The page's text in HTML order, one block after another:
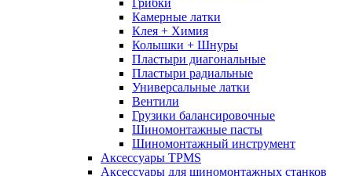
Грибки
Камерные латки
Клея + Химия
Колышки + Шнуры
Пластыри диагональные
Пластыри радиальные
Универсальные латки
Вентили
Грузики балансировочные
Шиномонтажные пасты
Шиномонтажный инструмент
Аксессуары TPMS
Аксессуары для шиномонтажных станков